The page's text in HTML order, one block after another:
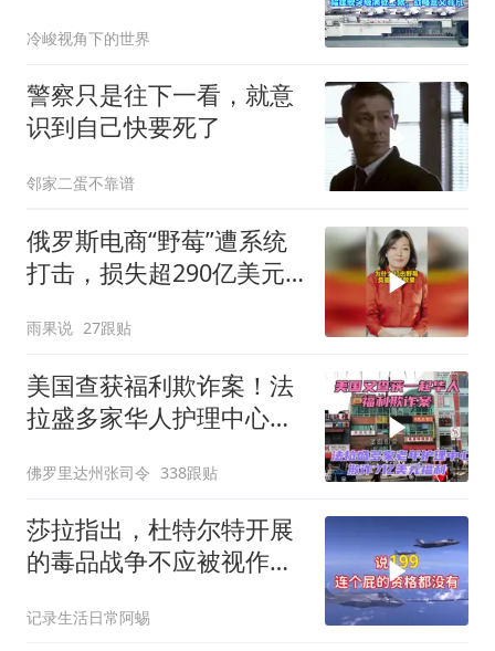
冷峻视角下的世界
警察只是往下一看，就意
识到自己快要死了
邻家二蛋不靠谱
俄罗斯电商“野莓”遭系统
打击，损失超290亿美元#
雨果说 27跟贴
美国查获福利欺诈案！法
拉盛多家华人护理中心欺
佛罗里达州张司令 338跟贴
莎拉指出，杜特尔特开展
的毒品战争不应被视作反
波扩大
记录生活日常阿蜴